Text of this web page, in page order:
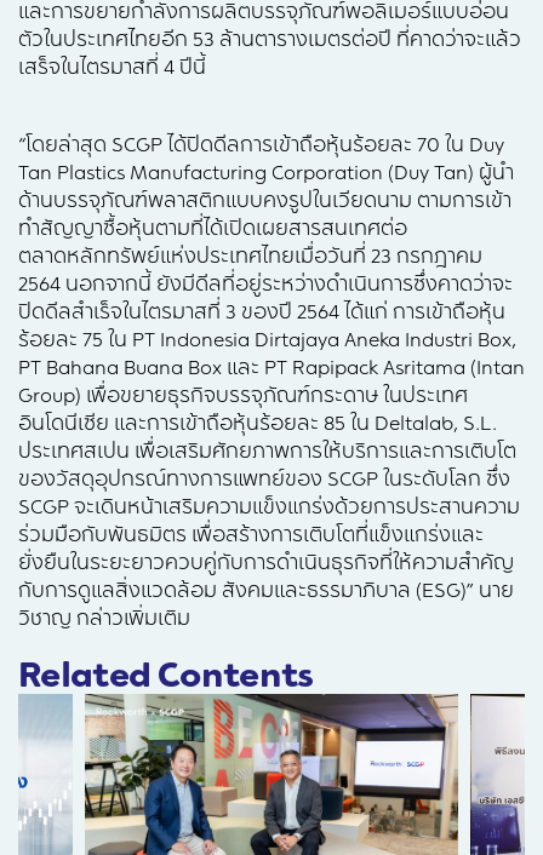
และการขยายกำลังการผลิตบรรจุภัณฑ์พอลิเมอร์แบบอ่อน
ตัวในประเทศไทยอีก 53 ล้านตารางเมตรต่อปี ที่คาดว่าจะแล้ว
เสร็จในไตรมาสที่ 4 ปีนี้
“โดยล่าสุด SCGP ได้ปิดดีลการเข้าถือหุ้นร้อยละ 70 ใน Duy
Tan Plastics Manufacturing Corporation (Duy Tan) ผู้นำ
ด้านบรรจุภัณฑ์พลาสติกแบบคงรูปในเวียดนาม ตามการเข้า
ทำสัญญาซื้อหุ้นตามที่ได้เปิดเผยสารสนเทศต่อ
ตลาดหลักทรัพย์แห่งประเทศไทยเมื่อวันที่ 23 กรกฎาคม
2564 นอกจากนี้ ยังมีดีลที่อยู่ระหว่างดำเนินการซึ่งคาดว่าจะ
ปิดดีลสำเร็จในไตรมาสที่ 3 ของปี 2564 ได้แก่ การเข้าถือหุ้น
ร้อยละ 75 ใน PT Indonesia Dirtajaya Aneka Industri Box,
PT Bahana Buana Box และ PT Rapipack Asritama (Intan
Group) เพื่อขยายธุรกิจบรรจุภัณฑ์กระดาษ ในประเทศ
อินโดนีเซีย และการเข้าถือหุ้นร้อยละ 85 ใน Deltalab, S.L.
ประเทศสเปน เพื่อเสริมศักยภาพการให้บริการและการเติบโต
ของวัสดุอุปกรณ์ทางการแพทย์ของ SCGP ในระดับโลก ซึ่ง
SCGP จะเดินหน้าเสริมความแข็งแกร่งด้วยการประสานความ
ร่วมมือกับพันธมิตร เพื่อสร้างการเติบโตที่แข็งแกร่งและ
ยั่งยืนในระยะยาวควบคู่กับการดำเนินธุรกิจที่ให้ความสำคัญ
กับการดูแลสิ่งแวดล้อม สังคมและธรรมาภิบาล (ESG)” นาย
วิชาญ กล่าวเพิ่มเติม
Related Contents